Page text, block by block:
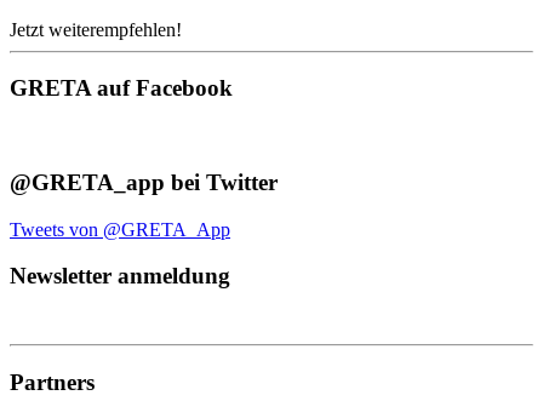
Jetzt weiterempfehlen!
GRETA auf Facebook
@GRETA_app bei Twitter
Tweets von @GRETA_App
Newsletter anmeldung
Partners